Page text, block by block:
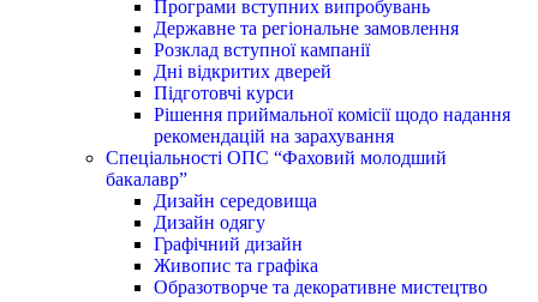
Програми вступних випробувань
Державне та регіональне замовлення
Розклад вступної кампанії
Дні відкритих дверей
Підготовчі курси
Рішення приймальної комісії щодо надання
рекомендацій на зарахування
Спеціальності ОПС “Фаховий молодший
бакалавр”
Дизайн середовища
Дизайн одягу
Графічний дизайн
Живопис та графіка
Образотворче та декоративне мистецтво